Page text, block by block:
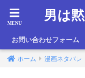
男は
お問い合わせフォーム
ホーム 漫画ネタバレ